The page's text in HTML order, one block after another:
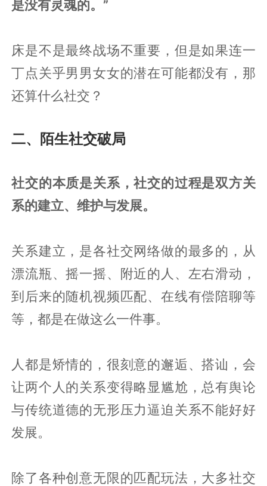
是没有灵魂的。”
床是不是最终战场不重要，但是如果连一
丁点关乎男男女女的潜在可能都没有，那
还算什么社交？
二、陌生社交破局
社交的本质是关系，社交的过程是双方关
系的建立、维护与发展。
关系建立，是各社交网络做的最多的，从
漂流瓶、摇一摇、附近的人、左右滑动，
到后来的随机视频匹配、在线有偿陪聊等
等，都是在做这么一件事。
人都是矫情的，很刻意的邂逅、搭讪，会
让两个人的关系变得略显尴尬，总有舆论
与传统道德的无形压力逼迫关系不能好好
发展。
除了各种创意无限的匹配玩法，大多社交